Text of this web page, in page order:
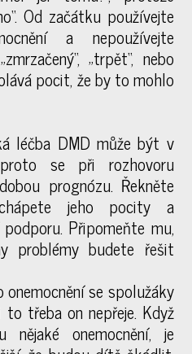
Od začátku používejte
a nepoužívejte
„trpět“, nebo
pocit, že by to mohlo
léčba DMD může být v
se při rozhovoru
prognózu. Řekněte
jeho pocity a
Připomeňte mu,
problémy budete řešit
se spolužáky
třeba on nepřeje. Když
onemocnění, je